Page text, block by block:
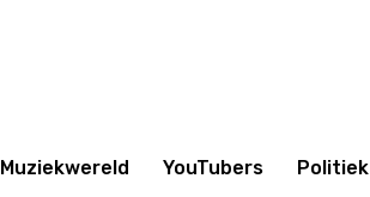
Muziekwereld YouTubers Politiek